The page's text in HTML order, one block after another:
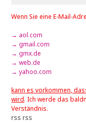
Wenn Sie eine E-Mail-
→ aol.com
→ gmail.com
→ gmx.de
→ web.de
→ yahoo.com
kann es vorkommen,
wird. Ich werde das
Verständnis.
rss rss